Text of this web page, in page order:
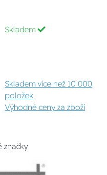
Skladem
Skladem více než 10 000
položek
Výhodné ceny za zboží
značky